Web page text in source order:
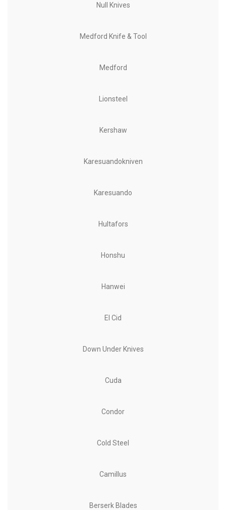
Null Knives
Medford Knife & Tool
Medford
Lionsteel
Kershaw
Karesuandokniven
Karesuando
Hultafors
Honshu
Hanwei
El Cid
Down Under Knives
Cuda
Condor
Cold Steel
Camillus
Berserk Blades